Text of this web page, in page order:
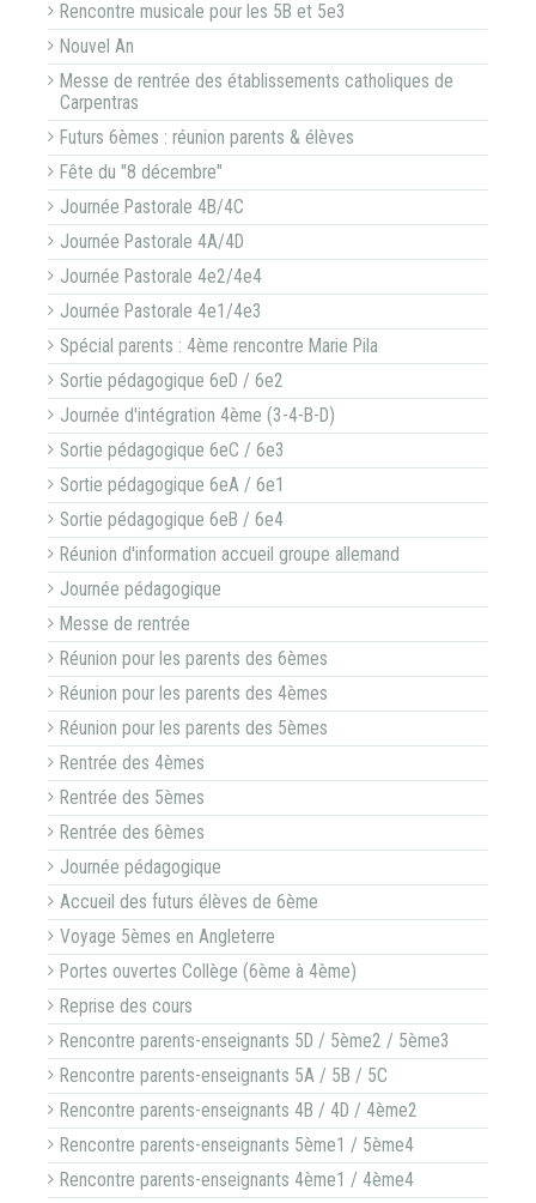
Rencontre musicale pour les 5B et 5e3
Nouvel An
Messe de rentrée des établissements catholiques de
Carpentras
Futurs 6èmes : réunion parents & élèves
Fête du "8 décembre"
Journée Pastorale 4B/4C
Journée Pastorale 4A/4D
Journée Pastorale 4e2/4e4
Journée Pastorale 4e1/4e3
Spécial parents : 4ème rencontre Marie Pila
Sortie pédagogique 6eD / 6e2
Journée d'intégration 4ème (3-4-B-D)
Sortie pédagogique 6eC / 6e3
Sortie pédagogique 6eA / 6e1
Sortie pédagogique 6eB / 6e4
Réunion d'information accueil groupe allemand
Journée pédagogique
Messe de rentrée
Réunion pour les parents des 6èmes
Réunion pour les parents des 4èmes
Réunion pour les parents des 5èmes
Rentrée des 4èmes
Rentrée des 5èmes
Rentrée des 6èmes
Journée pédagogique
Accueil des futurs élèves de 6ème
Voyage 5èmes en Angleterre
Portes ouvertes Collège (6ème à 4ème)
Reprise des cours
Rencontre parents-enseignants 5D / 5ème2 / 5ème3
Rencontre parents-enseignants 5A / 5B / 5C
Rencontre parents-enseignants 4B / 4D / 4ème2
Rencontre parents-enseignants 5ème1 / 5ème4
Rencontre parents-enseignants 4ème1 / 4ème4